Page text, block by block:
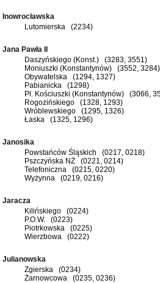
Inowrocławska
Lutomierska (2234)
Jana Pawła II
Daszyńskiego (Konst.) (3283, 3551)
Moniuszki (Konstantynów) (3552, 3284)
Obywatelska (1294, 1327)
Pabianicka (1298)
Pl. Kościuszki (Konstantynów) (3066,
Rogozińskiego (1328, 1293)
Wróblewskiego (1295, 1326)
Łaska (1325, 1296)
Janosika
Powstańców Śląskich (0217, 0218)
Pszczyńska NŻ (0221, 0214)
Telefoniczna (0215, 0220)
Wyżynna (0219, 0216)
Jaracza
Kilińskiego (0224)
P.O.W. (0223)
Piotrkowska (0225)
Wierzbowa (0222)
Julianowska
Zgierska (0234)
Żarnowcowa (0235, 0236)